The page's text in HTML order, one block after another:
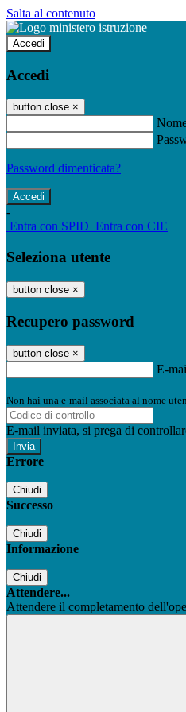
Salta al contenuto
Accedi
Accedi
button close ×
Password dimenticata?
-
Entra con SPID Entra con CIE
Seleziona utente
button close ×
Recupero password
button close ×
E-
Non hai una e-mail associata al nome
E-mail inviata, si prega di
Errore
Chiudi
Successo
Chiudi
Informazione
Chiudi
Attendere...
Attendere il completamento